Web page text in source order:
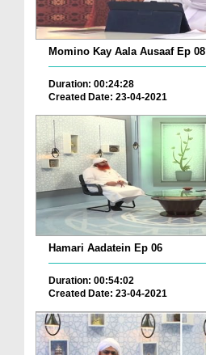
Momino Kay Aala Ausaaf Ep 08
Duration: 00:24:28
Created Date: 23-04-2021
Hamari Aadatein Ep 06
Duration: 00:54:02
Created Date: 23-04-2021